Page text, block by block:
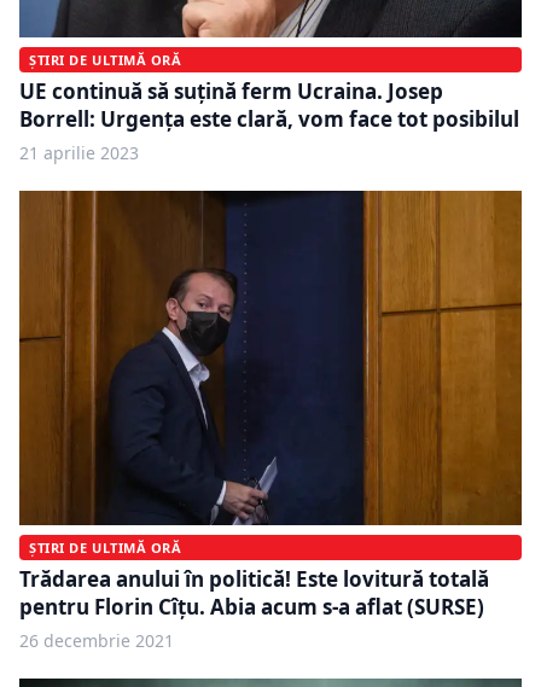
ȘTIRI DE ULTIMĂ ORĂ
UE continuă să suţină ferm Ucraina. Josep
Borrell: Urgenţa este clară, vom face tot posibilul
21 aprilie 2023
ȘTIRI DE ULTIMĂ ORĂ
Trădarea anului în politică! Este lovitură totală
pentru Florin Cîțu. Abia acum s-a aflat (SURSE)
26 decembrie 2021